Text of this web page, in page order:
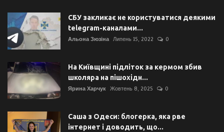
СБУ закликає не користуватися деякими
telegram-каналами...
Альона Зюзіна Липень 15, 2022 0
На Київщині підліток за кермом збив
школяра на пішохідн...
Ярина Харчук Жовтень 8, 2025 0
Саша з Одеси: блогерка, яка рве
інтернет і доводить, що...